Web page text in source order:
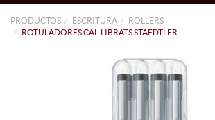
PRODUCTOS ESCRITURA
ROLLERS
ROTULADORES CAL.LIBRATS STAEDTLER